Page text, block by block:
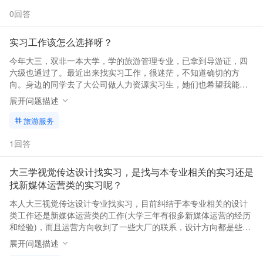
0回答
实习工作该怎么选择呀？
今年大三，双非一本大学，学的旅游管理专业，已拿到导游证，四
六级也通过了。最近出来找实习工作，很迷茫，不知道确切的方
向。身边的同学去了大公司做人力资源实习生，她们也希望我能够
往这方向发展。现在不知道是继续找本专业相关的实习工作，还是
选择从事人力与行政。
展开问题描述
旅游服务
1回答
大三学视觉传达设计找实习，是找与本专业相关的实习还是
找新媒体运营类的实习呢？
本人大三视觉传达设计专业找实习，目前纠结于本专业相关的设计
类工作还是新媒体运营类的工作(大学三年有很多新媒体运营的经历
和经验)，而且运营方向收到了一些大厂的联系，设计方向都是些中
小微企业。 以后打算赚钱考公或考设计类研究生，害怕运营一直干
下去会把本专业技术忘光了，影响考研。😭
展开问题描述